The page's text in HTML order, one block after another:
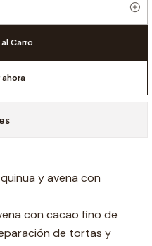
Carro
y avena con
con cacao fino de
de tortas y